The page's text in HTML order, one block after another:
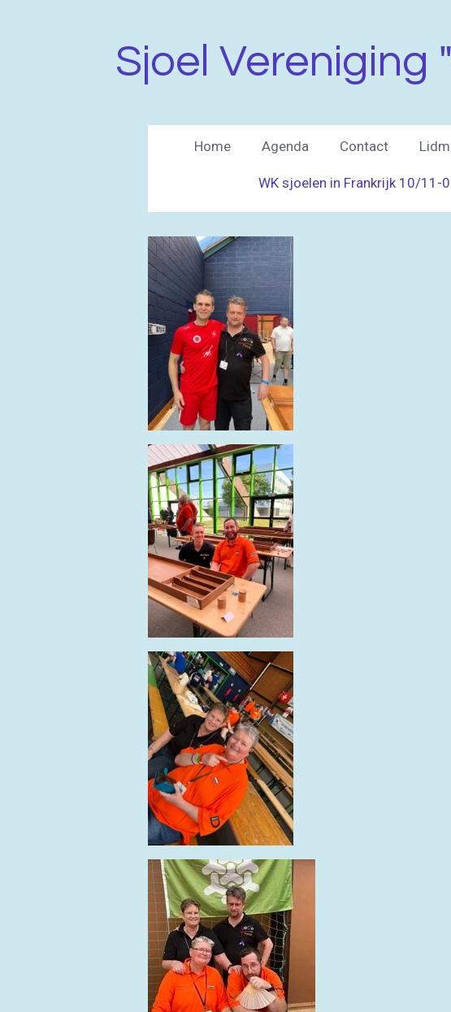
Sjoel Vereniging
Home Agenda Contact
WK sjoelen in Frankrijk 10/11-